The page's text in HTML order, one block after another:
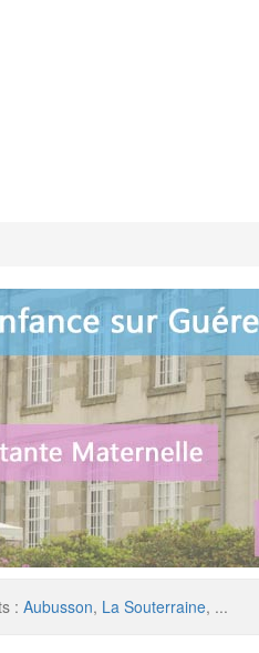
: Aubusson, La Souterraine, ...